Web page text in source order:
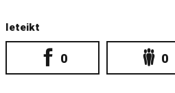
Ieteikt
0 0